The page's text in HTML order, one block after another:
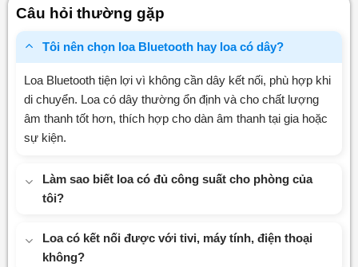
Câu hỏi thường gặp
Tôi nên chọn loa Bluetooth hay loa có dây?
Loa Bluetooth tiện lợi vì không cần dây kết nối, phù hợp khi
di chuyển. Loa có dây thường ổn định và cho chất lượng
âm thanh tốt hơn, thích hợp cho dàn âm thanh tại gia hoặc
sự kiện.
Làm sao biết loa có đủ công suất cho phòng của
tôi?
Loa có kết nối được với tivi, máy tính, điện thoại
không?